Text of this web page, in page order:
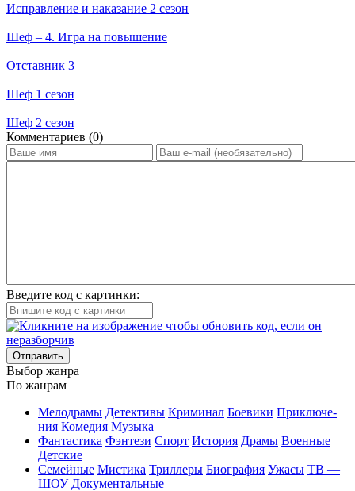
Исправление и наказание 2 сезон
Шеф – 4. Игра на повышение
Отставник 3
Шеф 1 сезон
Шеф 2 сезон
Ком­мен­та­ри­ев (0)
Введите код с картинки:
Отправить
Вы­бор жан­ра
По жан­рам
Ме­ло­дра­мы Де­тек­ти­вы Кри­ми­нал Бое­ви­ки При­клю­че­
ния Ко­ме­дия Му­зы­ка
Фан­та­сти­ка Фэн­те­зи Спорт Ис­то­рия Дра­мы Во­ен­ные
Дет­ские
Се­мей­ные Мис­ти­ка Трил­ле­ры Био­гра­фия Ужа­сы ТВ —
ШОУ До­ку­мен­таль­ные